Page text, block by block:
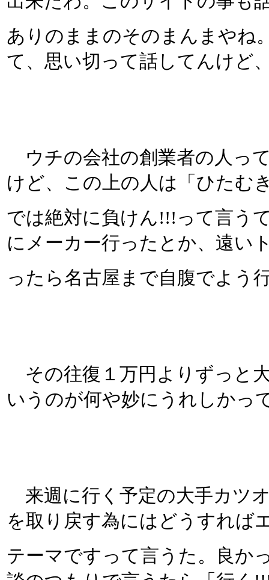
ありのままのそのまんまやね
て、思い切って話してんけど
ウチの会社の創業者の人っ
けど、この上の人は「ひたむ
では絶対に負けん!!!って言う
にメーカー行ったとか、遠い
ったら名古屋まで自腹でよう
その往復１万円よりずっと
いうのが何や妙にうれしかっ
来週に行く予定の大手カツ
を取り戻す為にはどうすれば
テーマですって言うた。良か